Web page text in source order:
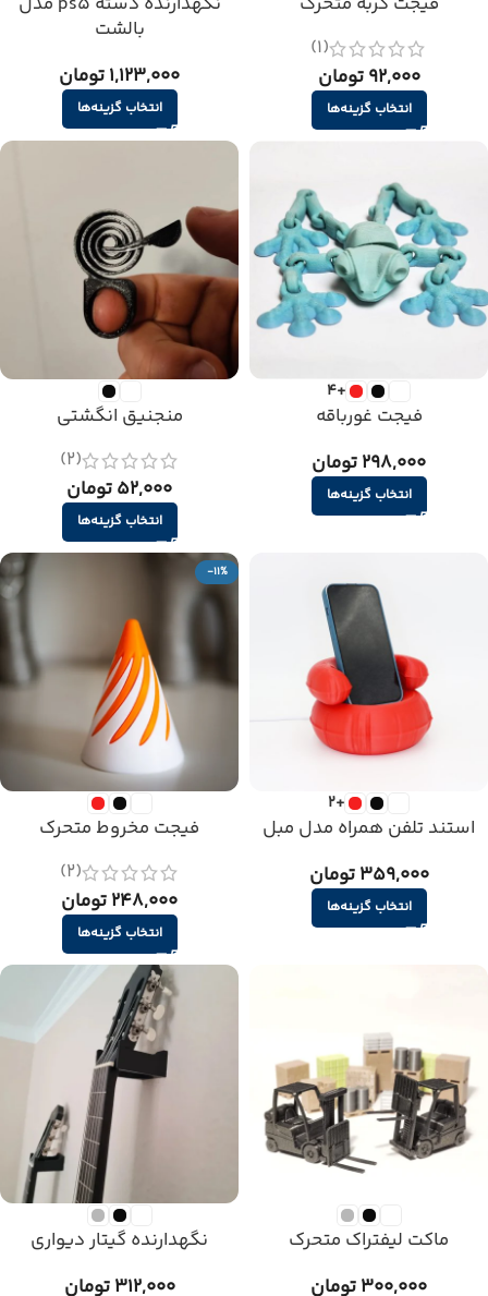
(1)
92,000 تومان
انتخاب گزینه‌ها
بالشت
1,123,000 تومان
انتخاب گزینه‌ها
+4
فیجت غورباقه
298,000 تومان
انتخاب گزینه‌ها
منجنیق انگشتی
(2)
52,000 تومان
انتخاب گزینه‌ها
+2
استند تلفن همراه مدل مبل
359,000 تومان
انتخاب گزینه‌ها
-11%
فیجت مخروط متحرک
(2)
248,000 تومان
انتخاب گزینه‌ها
ماکت لیفتراک متحرک
300,000 تومان
نگهدارنده گیتار دیواری
312,000 تومان